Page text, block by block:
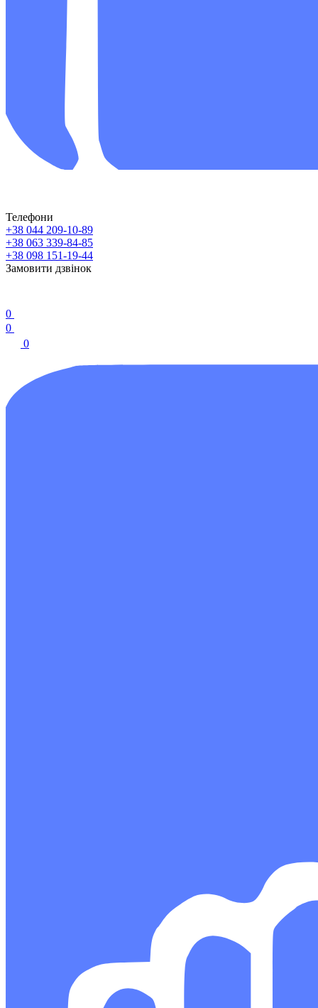
Телефони
+38 044 209-10-89
+38 063 339-84-85
+38 098 151-19-44
Замовити дзвінок
0
0
0